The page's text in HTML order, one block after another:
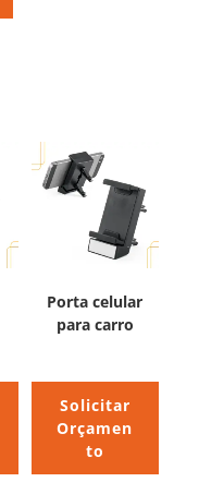
Porta celular
para carro
Solicitar
Orçamen
to